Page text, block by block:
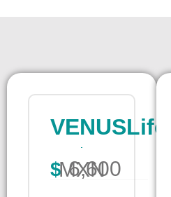
VENUSLife
$6,600 MXN